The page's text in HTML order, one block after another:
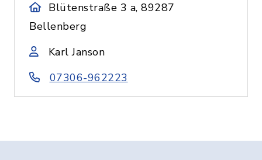
Blütenstraße 3 a, 89287
Bellenberg
Karl Janson
07306-962223